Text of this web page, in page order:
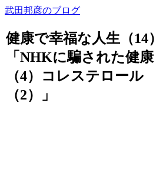
武田邦彦のブログ
健康で幸福な人生（14）
「NHKに騙された健康
（4）コレステロール
（2）」